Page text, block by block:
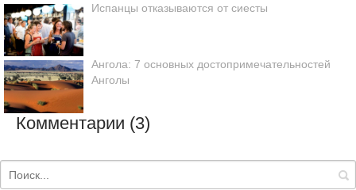
Испанцы отказываются от сиесты
Ангола: 7 основных достопримечательностей
Анголы
Комментарии (3)